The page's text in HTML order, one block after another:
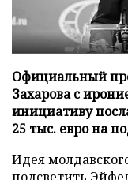
Официальный
Захарова с
инициативу
25 тыс. евро на
Идея